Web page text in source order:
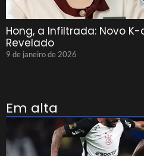
Hong, a Infiltrada: Novo
Revelado
9 de janeiro de 2026
Em alta